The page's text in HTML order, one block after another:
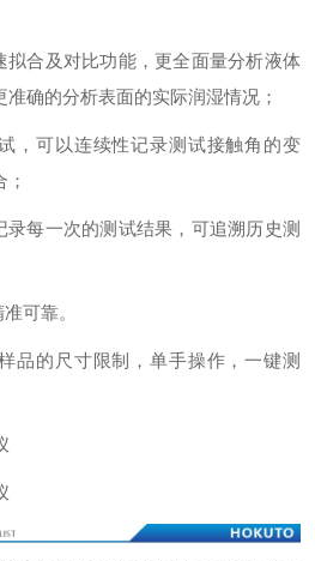
拟合及对比功能，更全面量分析液体
确的分析表面的实际润湿情况；
，可以连续性记录测试接触角的变
每一次的测试结果，可追溯历史测
可靠。
品的尺寸限制，单手操作，一键测